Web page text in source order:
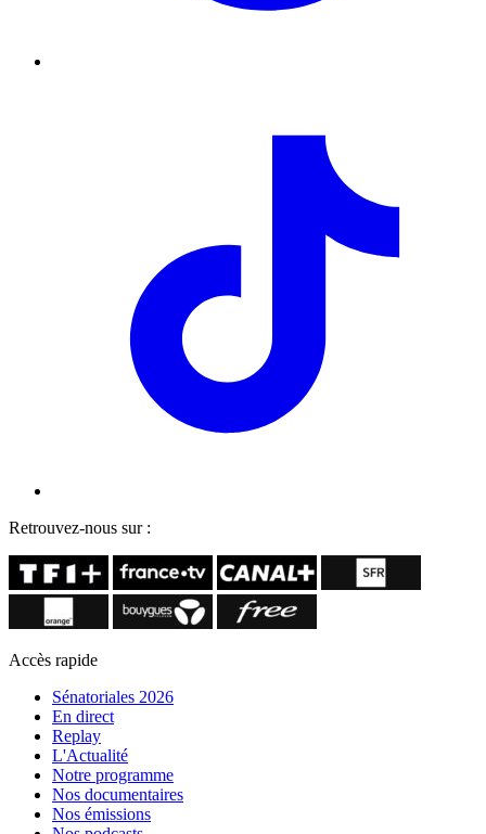
Retrouvez-nous sur :
Accès rapide
Sénatoriales 2026
En direct
Replay
L'Actualité
Notre programme
Nos documentaires
Nos émissions